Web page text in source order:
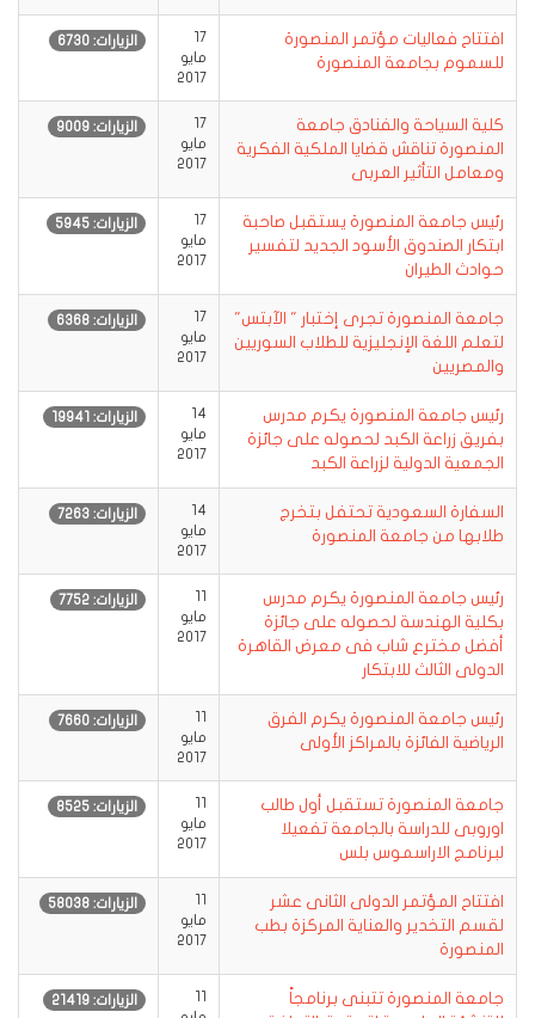
افتتاح فعاليات مؤتمر المنصورة
للسموم بجامعة المنصورة
17
مايو
2017
الزيارات: 6730
كلية السياحة والفنادق جامعة
المنصورة تناقش قضايا الملكية الفكرية
ومعامل التأثير العربى
17
مايو
2017
الزيارات: 9009
رئيس جامعة المنصورة يستقبل صاحبة
ابتكار الصندوق الأسود الجديد لتفسير
حوادث الطيران
17
مايو
2017
الزيارات: 5945
جامعة المنصورة تجرى إختبار " الآبتس"
لتعلم اللغة الإنجليزية للطلاب السوريين
والمصريين
17
مايو
2017
الزيارات: 6368
رئيس جامعة المنصورة يكرم مدرس
بفريق زراعة الكبد لحصوله على جائزة
الجمعية الدولية لزراعة الكبد
14
مايو
2017
الزيارات: 19941
السفارة السعودية تحتفل بتخرج
طلابها من جامعة المنصورة
14
مايو
2017
الزيارات: 7263
رئيس جامعة المنصورة يكرم مدرس
بكلية الهندسة لحصوله على جائزة
أفضل مخترع شاب فى معرض القاهرة
الدولى الثالث للابتكار
11
مايو
2017
الزيارات: 7752
رئيس جامعة المنصورة يكرم الفرق
الرياضية الفائزة بالمراكز الأولى
11
مايو
2017
الزيارات: 7660
جامعة المنصورة تستقبل أول طالب
اوروبى للدراسة بالجامعة تفعيلا
لبرنامج الاراسموس بلس
11
مايو
2017
الزيارات: 8525
افتتاح المؤتمر الدولى الثانى عشر
لقسم التخدير والعناية المركزة بطب
المنصورة
11
مايو
2017
الزيارات: 58038
جامعة المنصورة تتبنى برنامجاً
11
الزيارات: 21419